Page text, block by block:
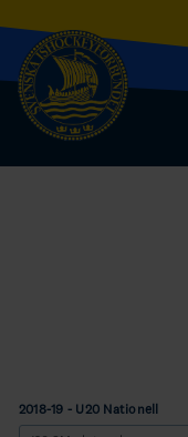
2018-19 - U20 Nationell